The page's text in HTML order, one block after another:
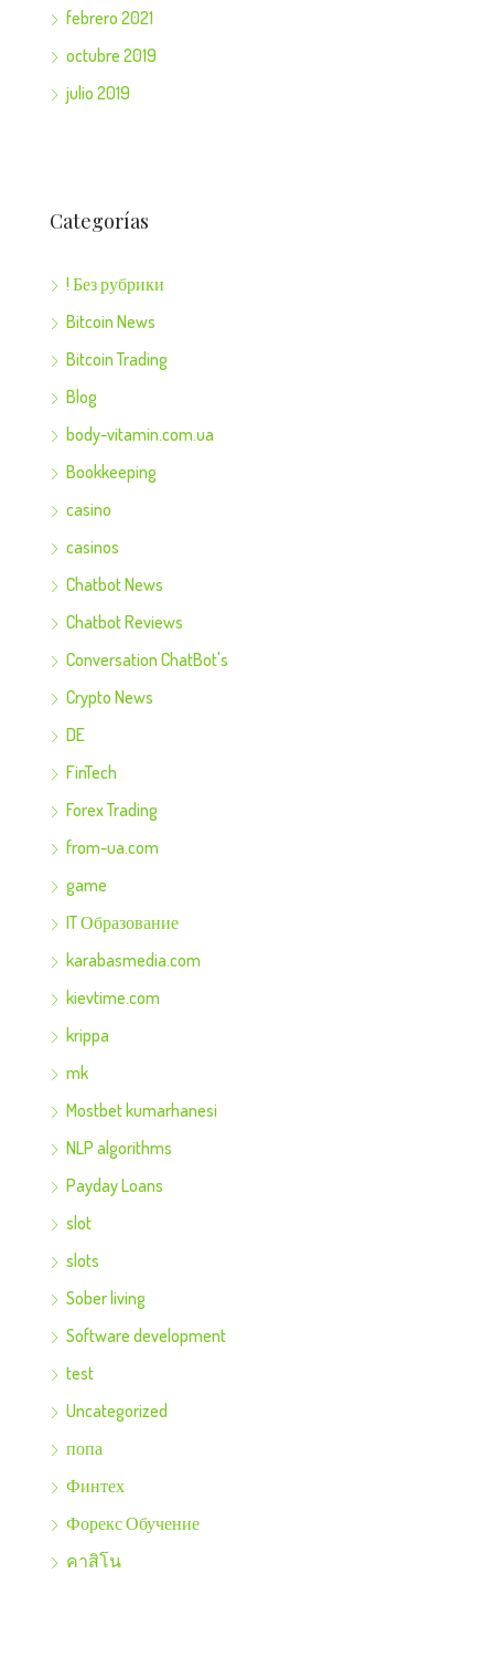
febrero 2021
octubre 2019
julio 2019
Categorías
! Без рубрики
Bitcoin News
Bitcoin Trading
Blog
body-vitamin.com.ua
Bookkeeping
casino
casinos
Chatbot News
Chatbot Reviews
Conversation ChatBot's
Crypto News
DE
FinTech
Forex Trading
from-ua.com
game
IT Образование
karabasmedia.com
kievtime.com
krippa
mk
Mostbet kumarhanesi
NLP algorithms
Payday Loans
slot
slots
Sober living
Software development
test
Uncategorized
попа
Финтех
Форекс Обучение
คาสิโน